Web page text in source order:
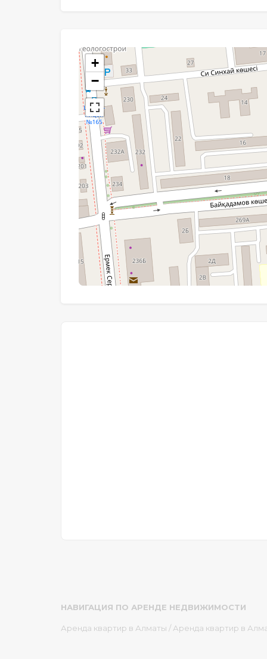
+
−
НАВИГАЦИЯ ПО АРЕНДЕ НЕДВИЖИМОСТИ
Аренда квартир в Алматы / Аренда квартир в